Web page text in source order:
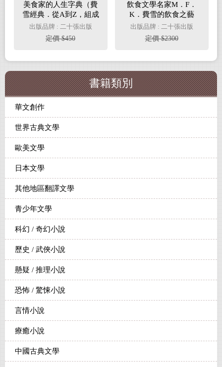
美食家的人生字典（費
雪經典．從A到Z，組成
「費雪」的飲食關鍵
字）
出版品牌 : 二十張出版
定價 $450
飲食文學名家M．F．
K．費雪的飲食之藝
【限量書盒經典珍藏版
（全五冊）】附：台灣
飲食作家導讀別冊
出版品牌 : 二十張出版
定價 $2300
書籍類別
華文創作
世界古典文學
歐美文學
日本文學
其他地區翻譯文學
青少年文學
科幻 / 奇幻小說
歷史 / 武俠小說
懸疑 / 推理小說
恐怖 / 驚悚小說
言情小說
療癒小說
中國古典文學